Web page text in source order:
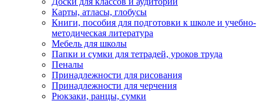
Карты, атласы, глобусы
Книги, пособия для подготовки к школе и учебно-
методическая литература
Мебель для школы
Папки и сумки для тетрадей, уроков труда
Пеналы
Принадлежности для рисования
Принадлежности для черчения
Рюкзаки, ранцы, сумки